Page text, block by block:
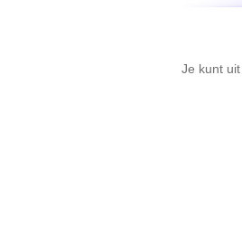
Je kunt